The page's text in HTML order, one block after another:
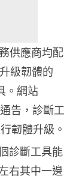
供應商均配
級韌體的
。網站
告，診斷工
韌體升級。
診斷工具能
右其中一邊